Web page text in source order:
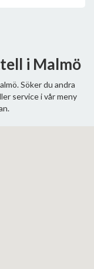
i Malmö
Söker du andra
service i vår meny